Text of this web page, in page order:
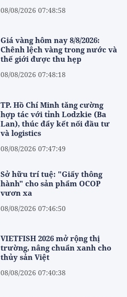
08/08/2026 07:48:58
Giá vàng hôm nay 8/8/2026:
Chênh lệch vàng trong nước và
thế giới được thu hẹp
08/08/2026 07:48:18
TP. Hồ Chí Minh tăng cường
hợp tác với tỉnh Lodzkie (Ba
Lan), thúc đẩy kết nối đầu tư
và logistics
08/08/2026 07:47:49
Sở hữu trí tuệ: "Giấy thông
hành" cho sản phẩm OCOP
vươn xa
08/08/2026 07:46:50
VIETFISH 2026 mở rộng thị
trường, nâng chuẩn xanh cho
thủy sản Việt
08/08/2026 07:40:38